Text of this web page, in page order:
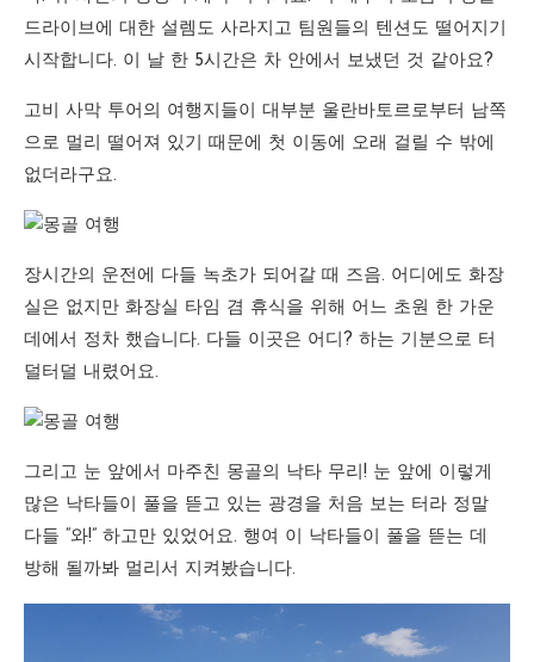
드라이브에 대한 설렘도 사라지고 팀원들의 텐션도 떨어지기
시작합니다. 이 날 한 5시간은 차 안에서 보냈던 것 같아요?
고비 사막 투어의 여행지들이 대부분 울란바토르로부터 남쪽
으로 멀리 떨어져 있기 때문에 첫 이동에 오래 걸릴 수 밖에
없더라구요.
장시간의 운전에 다들 녹초가 되어갈 때 즈음. 어디에도 화장
실은 없지만 화장실 타임 겸 휴식을 위해 어느 초원 한 가운
데에서 정차 했습니다. 다들 이곳은 어디? 하는 기분으로 터
덜터덜 내렸어요.
그리고 눈 앞에서 마주친 몽골의 낙타 무리! 눈 앞에 이렇게
많은 낙타들이 풀을 뜯고 있는 광경을 처음 보는 터라 정말
다들 “와!” 하고만 있었어요. 행여 이 낙타들이 풀을 뜯는 데
방해 될까봐 멀리서 지켜봤습니다.